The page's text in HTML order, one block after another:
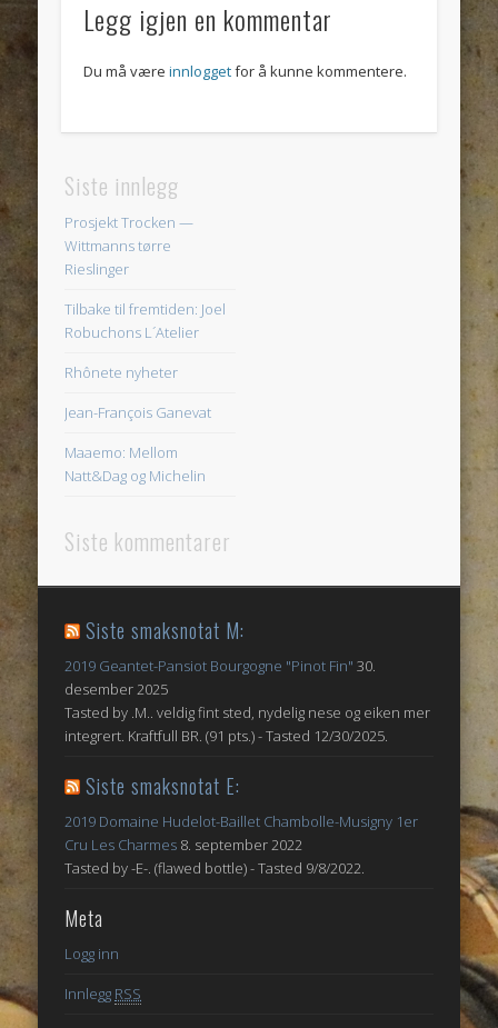
Legg igjen en kommentar
Du må væreinnloggetfor å kunne kommentere.
Siste innlegg
Prosjekt Trocken —
Wittmanns tørre
Rieslinger
Tilbake til fremtiden: Joel
Robuchons L´Atelier
Rhônete nyheter
Jean-François Ganevat
Maaemo: Mellom
Natt&Dag og Michelin
Siste kommentarer
Siste smaksnotat M:
2019 Geantet-Pansiot Bourgogne "Pinot Fin" 30.
desember 2025
Tasted by .M.. veldig fint sted, nydelig nese og eiken mer
integrert. Kraftfull BR. (91 pts.) - Tasted 12/30/2025.
Siste smaksnotat E:
2019 Domaine Hudelot-Baillet Chambolle-Musigny 1er
Cru Les Charmes 8. september 2022
Tasted by -E-. (flawed bottle) - Tasted 9/8/2022.
Meta
Logg inn
Innlegg RSS